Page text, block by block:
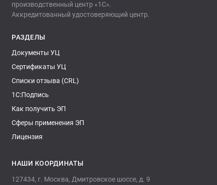
производственный центр «1С».
Аккредитованный удостоверяющий центр.
РАЗДЕЛЫ
Документы УЦ
Сертификаты УЦ
Списки отзыва (CRL)
1С:Подпись
Как получить ЭП
Сферы применения ЭП
Лицензия
НАШИ КООРДИНАТЫ
127434, г. Москва, Дмитровское шоссе, д. 9